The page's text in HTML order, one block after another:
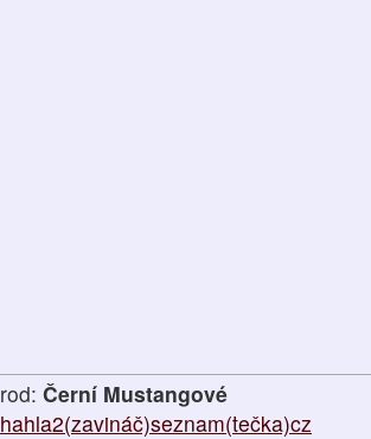
rod: Černí Mustangové
hahla2(zavináč)seznam(tečka)cz